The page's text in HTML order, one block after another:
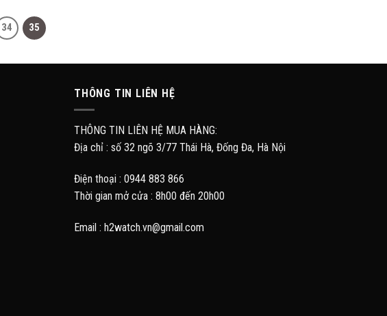
34 35
THÔNG TIN LIÊN HỆ
THÔNG TIN LIÊN HỆ MUA HÀNG:
Địa chỉ : số 32 ngõ 3/77 Thái Hà, Đống Đa, Hà Nội
Điện thoại : 0944 883 866
Thời gian mở cửa : 8h00 đến 20h00
Email : h2watch.vn@gmail.com